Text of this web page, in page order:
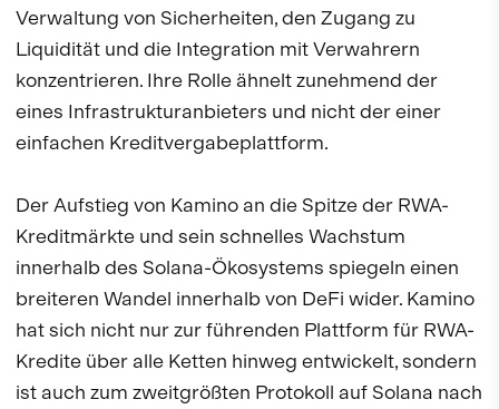
Verwaltung von Sicherheiten, den Zugang zu
Liquidität und die Integration mit Verwahrern
konzentrieren. Ihre Rolle ähnelt zunehmend der
eines Infrastrukturanbieters und nicht der einer
einfachen Kreditvergabeplattform.
Der Aufstieg von Kamino an die Spitze der RWA-
Kreditmärkte und sein schnelles Wachstum
innerhalb des Solana-Ökosystems spiegeln einen
breiteren Wandel innerhalb von DeFi wider. Kamino
hat sich nicht nur zur führenden Plattform für RWA-
Kredite über alle Ketten hinweg entwickelt, sondern
ist auch zum zweitgrößten Protokoll auf Solana nach